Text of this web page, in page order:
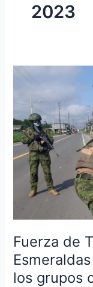
2023
Fuerza de
los grupos
Fuerza
Tarea
Conjunta
Esmeraldas
mantiene
control
sobre
la
región